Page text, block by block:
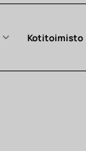
Kotitoimisto